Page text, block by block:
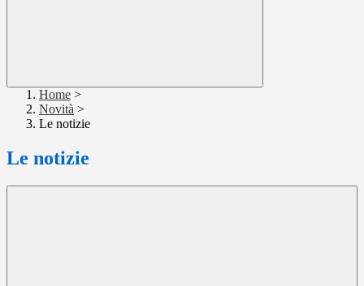
Home >
Novità >
Le notizie
Le notizie